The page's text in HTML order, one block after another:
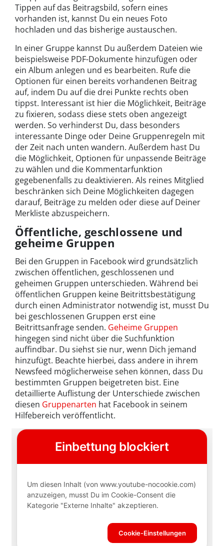
Tippen auf das Beitragsbild, sofern eines
vorhanden ist, kannst Du ein neues Foto
hochladen und das bisherige austauschen.
In einer Gruppe kannst Du außerdem Dateien wie
beispielsweise PDF-Dokumente hinzufügen oder
ein Album anlegen und es bearbeiten. Rufe die
Optionen für einen bereits vorhandenen Beitrag
auf, indem Du auf die drei Punkte rechts oben
tippst. Interessant ist hier die Möglichkeit, Beiträge
zu fixieren, sodass diese stets oben angezeigt
werden. So verhinderst Du, dass besonders
interessante Dinge oder Deine Gruppenregeln mit
der Zeit nach unten wandern. Außerdem hast Du
die Möglichkeit, Optionen für unpassende Beiträge
zu wählen und die Kommentarfunktion
gegebenenfalls zu deaktivieren. Als reines Mitglied
beschränken sich Deine Möglichkeiten dagegen
darauf, Beiträge zu melden oder diese auf Deiner
Merkliste abzuspeichern.
Öffentliche, geschlossene und
geheime Gruppen
Bei den Gruppen in Facebook wird grundsätzlich
zwischen öffentlichen, geschlossenen und
geheimen Gruppen unterschieden. Während bei
öffentlichen Gruppen keine Beitrittsbestätigung
durch einen Administrator notwendig ist, musst Du
bei geschlossenen Gruppen erst eine
Beitrittsanfrage senden. Geheime Gruppen
hingegen sind nicht über die Suchfunktion
auffindbar. Du siehst sie nur, wenn Dich jemand
hinzufügt. Beachte hierbei, dass andere in ihrem
Newsfeed möglicherweise sehen können, dass Du
bestimmten Gruppen beigetreten bist. Eine
detaillierte Auflistung der Unterschiede zwischen
diesen Gruppenarten hat Facebook in seinem
Hilfebereich veröffentlicht.